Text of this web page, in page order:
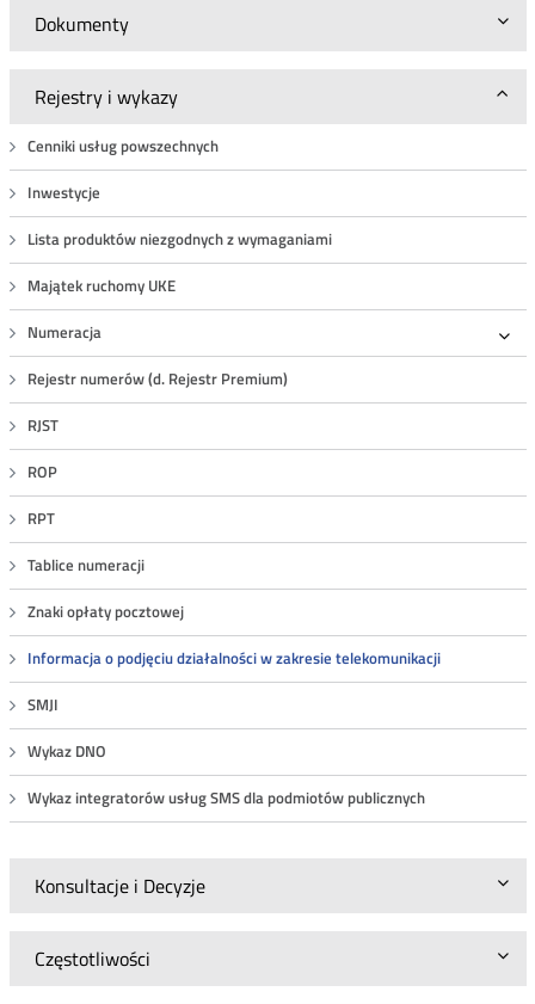
Dokumenty
Rejestry i wykazy
Cenniki usług powszechnych
Inwestycje
Lista produktów niezgodnych z wymaganiami
Majątek ruchomy UKE
Numeracja
Rejestr numerów (d. Rejestr Premium)
RJST
ROP
RPT
Tablice numeracji
Znaki opłaty pocztowej
Informacja o podjęciu działalności w zakresie telekomunikacji
SMJI
Wykaz DNO
Wykaz integratorów usług SMS dla podmiotów publicznych
Konsultacje i Decyzje
Częstotliwości